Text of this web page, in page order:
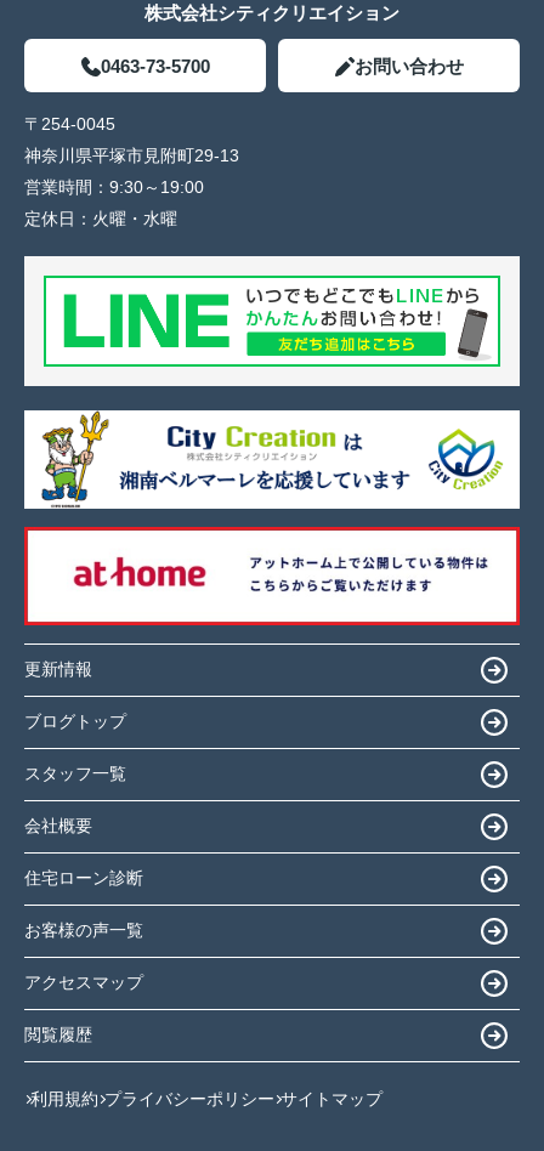
株式会社シティクリエイション
0463-73-5700 お問い合わせ
〒254-0045
神奈川県平塚市見附町29-13
営業時間： 9:30～19:00
定休日： 火曜・水曜
更新情報
ブログトップ
スタッフ一覧
会社概要
住宅ローン診断
お客様の声一覧
アクセスマップ
閲覧履歴
利用規約 プライバシーポリシー サイトマップ